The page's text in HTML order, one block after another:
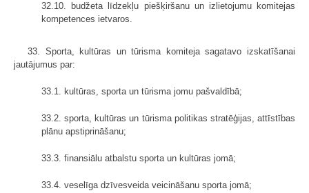
32.10. budžeta līdzekļu piešķiršanu un izlietojumu komitejas
kompetences ietvaros.
33. Sporta, kultūras un tūrisma komiteja sagatavo izskatīšanai
jautājumus par:
33.1. kultūras, sporta un tūrisma jomu pašvaldībā;
33.2. sporta, kultūras un tūrisma politikas stratēģijas, attīstības
plānu apstiprināšanu;
33.3. finansiālu atbalstu sporta un kultūras jomā;
33.4. veselīga dzīvesveida veicināšanu sporta jomā;